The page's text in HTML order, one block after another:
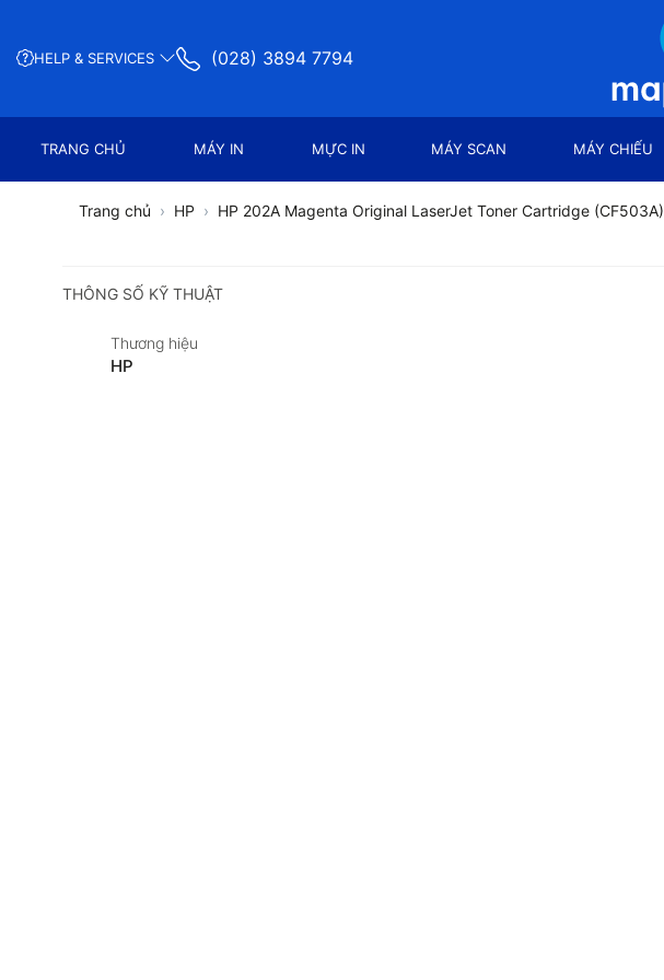
HELP & SERVICES (028) 3894 7794
TRANG CHỦ MÁY IN MỰC IN MÁY SCAN MÁY CHIẾU
Trang chủ HP HP 202A Magenta Original LaserJet Toner Cartridge (CF503A)
THÔNG SỐ KỸ THUẬT
Thương hiệu
HP